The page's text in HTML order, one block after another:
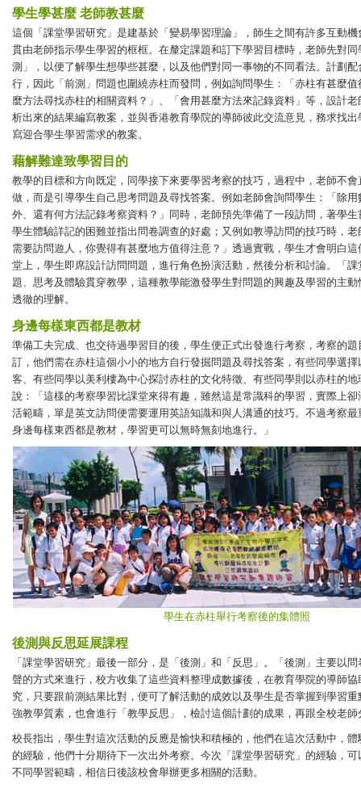
學生學甚麼 老師教甚麼
這個「課堂學習研究」是建基於「變易學習理論」，師生之間有許多互動
貫由老師指示學生學習的框框。在釐定課題和訂下學習目標時，老師先對
測」，以便了解學生想學些甚麼，以及他們對同一事物的不同看法。計劃
行，因此「前測」問題也圍繞赤柱而發問，例如詢問學生：「赤柱有甚麼
麼方法尋找赤柱的相關資料？」、「會用甚麼方法來記錄資料」等，設計
析出來的結果編寫教案，並與香港教育學院的導師彼此交流意見，務求找
寫迎合學生學習需求的教案。
藉解難達致學習目的
教學的目標和方向既定，同學接下來要學習考察的技巧，過程中，老師不
做，而是引導學生自己思考問題及尋找答案。例如老師會詢問學生：「除
外、還有何方法記錄考察資料？」同時，老師預先準備了一段訪問，著學
學生體驗詳記的困難並指出問卷調查的好處；又例如教導訪問的技巧時，
需要訪問遊人，你覺得有甚麼地方值得注意？」透過實戰，學生才會明白
堂上，學生即席設計訪問問題，進行角色扮演活動，然後分析和討論。「
題、思考及體驗貫穿教學，這種教學能激發學生對問題的興趣及學習的主
透徹的理解。
身邊每樣東西都是教材
準備工夫完成、也交待過學習目的後，學生便正式出發進行考察，考察的
訂，他們需在赤柱這個小小的地方自行發掘問題及尋找答案，有些同學選
客、有些同學以美利樓為中心探討赤柱的文化特徵、有些同學則以赤柱的
說：「這樣的考察學習比課堂來得有趣，雖然這是常識科的學習，實際上
活範疇，單是英文訪問便需要運用英語知識和與人溝通的技巧。不過考察
身邊每樣東西都是教材，學習更可以無時無刻地進行。」
學生在赤柱舉行考察後的集體照
後測與反思延展課程
「課堂學習研究」最後一部分，是「後測」和「反思」。「後測」主要以
聲的方式來進行，校方收集了這些資料整理成數據後，在教育學院的導師
究，只要跟前測結果比對，便可了解活動的成效以及學生是否掌握到學習
強教學質素，也會進行「教學反思」，檢討這個計劃的成果，再跟全校老師
校長指出，學生對這次活動的反應是愉快和積極的，他們在這次活動中，
的經驗，他們十分期待下一次出外考察。今次「課堂學習研究」的經驗，
不同學習範疇，相信日後該校會舉辦更多相關的活動。